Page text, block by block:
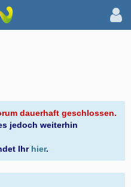
dauerhaft geschlossen.
jedoch weiterhin
Ihr hier.